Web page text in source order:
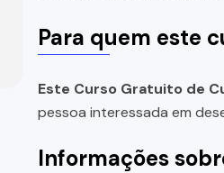
Para quem este
Este Curso Gratuito de
pessoa interessada em
Informações